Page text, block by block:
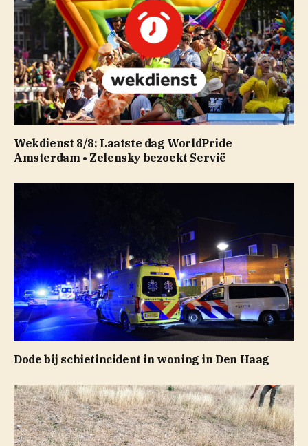
Wekdienst 8/8: Laatste dag WorldPride
Amsterdam • Zelensky bezoekt Servië
Dode bij schietincident in woning in Den Haag